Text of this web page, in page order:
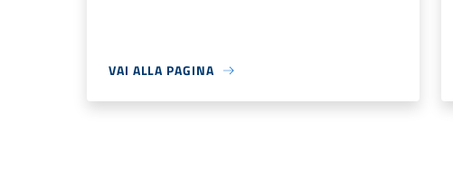
VAI ALLA PAGINA